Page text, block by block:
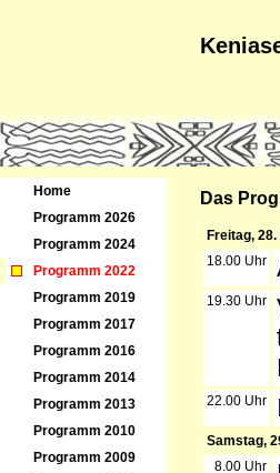
Home
Programm 2026
Programm 2024
Programm 2022
Programm 2019
Programm 2017
Programm 2016
Programm 2014
Programm 2013
Programm 2010
Programm 2009
Das
Freitag,
18.00 Uhr
19.30 Uhr
22.00 Uhr
Samstag,
8.00 Uhr